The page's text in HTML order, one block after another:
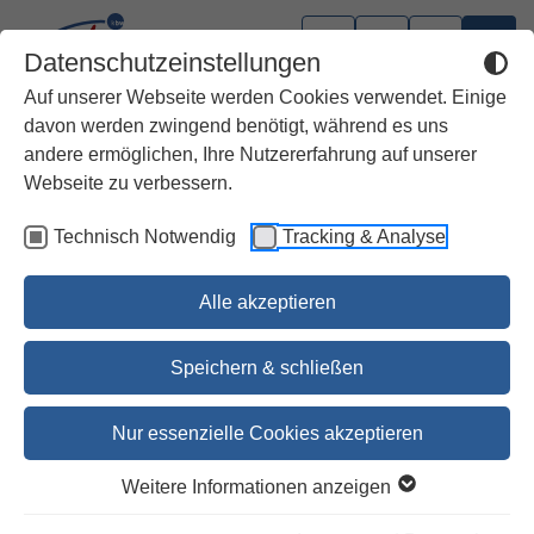
Datenschutzeinstellungen
Auf unserer Webseite werden Cookies verwendet. Einige
davon werden zwingend benötigt, während es uns
andere ermöglichen, Ihre Nutzererfahrung auf unserer
Webseite zu verbessern.
Technisch Notwendig Tracking & Analyse
Alle akzeptieren
Speichern & schließen
Nur essenzielle Cookies akzeptieren
Weitere Informationen anzeigen
Erzbistum Köln
dunkelgrau
26,00 €
Bestellen